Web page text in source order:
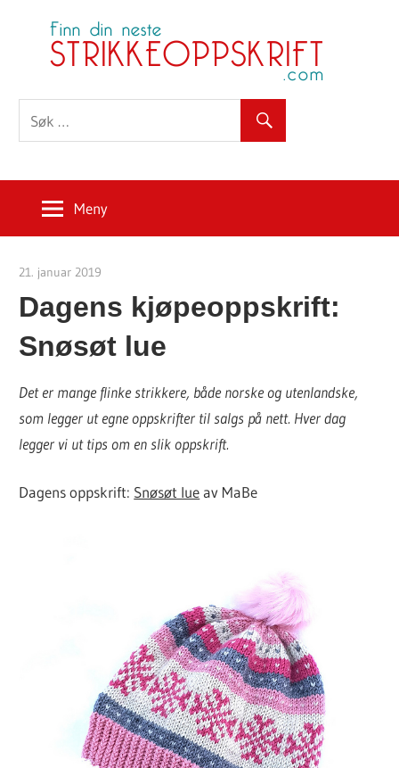
Meny
21. januar 2019
Dagens kjøpeoppskrift:
Snøsøt lue
Det er mange flinke strikkere, både norske og utenlandske,
som legger ut egne oppskrifter til salgs på nett. Hver dag
legger vi ut tips om en slik oppskrift.
Dagens oppskrift: Snøsøt lueav MaBe